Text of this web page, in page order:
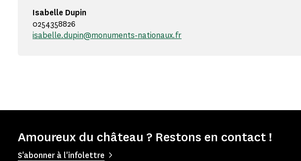
Isabelle Dupin
0254358826
isabelle.dupin@monuments-nationaux.fr
Amoureux du château ? Restons en contact !
S'abonner à l'infolettre